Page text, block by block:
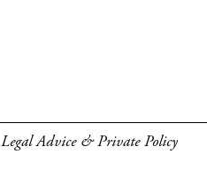
Legal Advice & Private Policy